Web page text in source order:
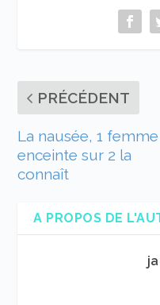
PRÉCÉDENT
La nausée, 1 femme
enceinte sur 2 la
connaît
A PROPOS DE